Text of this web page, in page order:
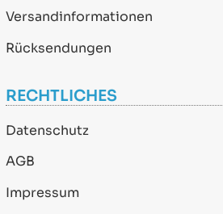
Versandinformationen
Rücksendungen
RECHTLICHES
Datenschutz
AGB
Impressum